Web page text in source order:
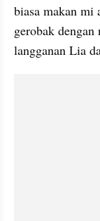
biasa makan mi
gerobak
langganan Lia